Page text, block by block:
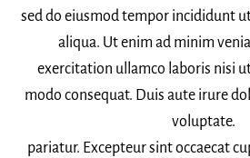
sed do eiusmod tempor incididunt
aliqua. Ut enim ad minim
exercitation ullamco laboris nisi
modo consequat. Duis aute irure
voluptate.
pariatur. Excepteur sint occaecat